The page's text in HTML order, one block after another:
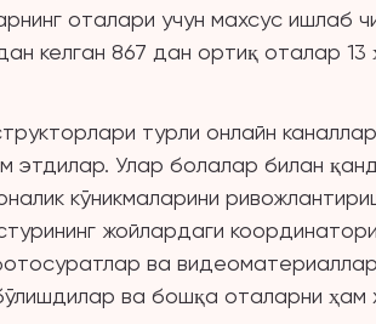
оталари учун махсус ишлаб
келган 867 дан ортиқ оталар
турли онлайн
Улар болалар билан
кўникмаларини
жойлардаги
ва
ва бошқа оталарни ҳам